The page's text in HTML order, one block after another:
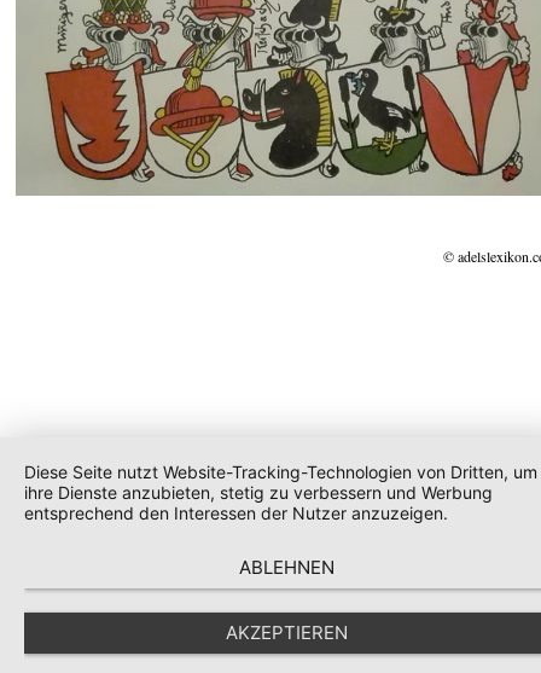
©
Diese Seite nutzt Website-Tracking-Technologien von Dritten, um
ihre Dienste anzubieten, stetig zu verbessern und Werbung
entsprechend den Interessen der Nutzer anzuzeigen.
ABLEHNEN
AKZEPTIEREN